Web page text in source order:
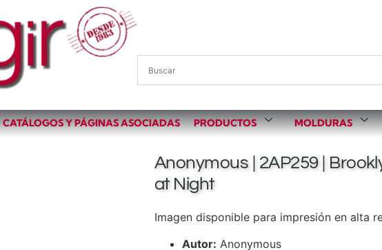
CATÁLOGOS Y PÁGINAS ASOCIADAS PRODUCTOS MOLDURAS
Anonymous | 2AP259 |
at Night
Imagen disponible para impresión en alta
Autor: Anonymous